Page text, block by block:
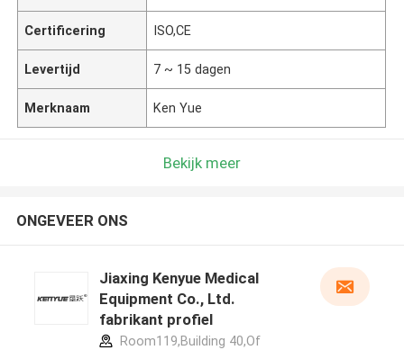
Certificering ISO,CE
Levertijd 7 ~ 15 dagen
Merknaam Ken Yue
Bekijk meer
ONGEVEER ONS
Jiaxing Kenyue Medical
Equipment Co., Ltd.
fabrikant profiel
Room119,Building 40,Of